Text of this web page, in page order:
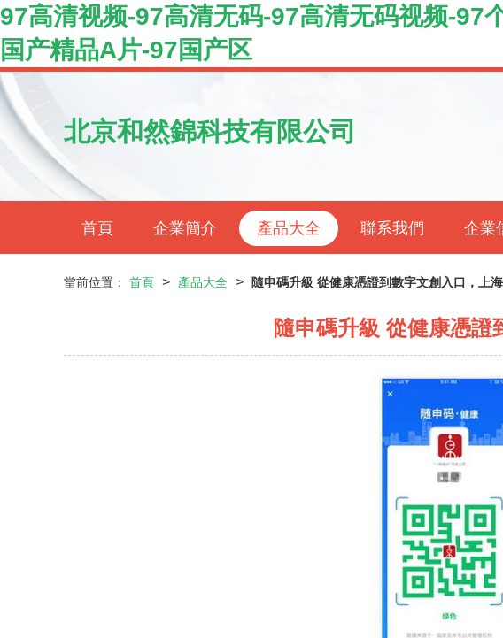
97高清视频-97高清无码-97高清无码视频-97
国产精品A片-97国产区
北京和然錦科技有限公司
首頁 企業簡介 產品大全 聯系我們 企業
當前位置： 首頁 > 產品大全 > 隨申碼升級 從健康憑證到數字文創入口，上
隨申碼升級 從健康憑證